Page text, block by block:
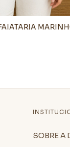
SOBRE A